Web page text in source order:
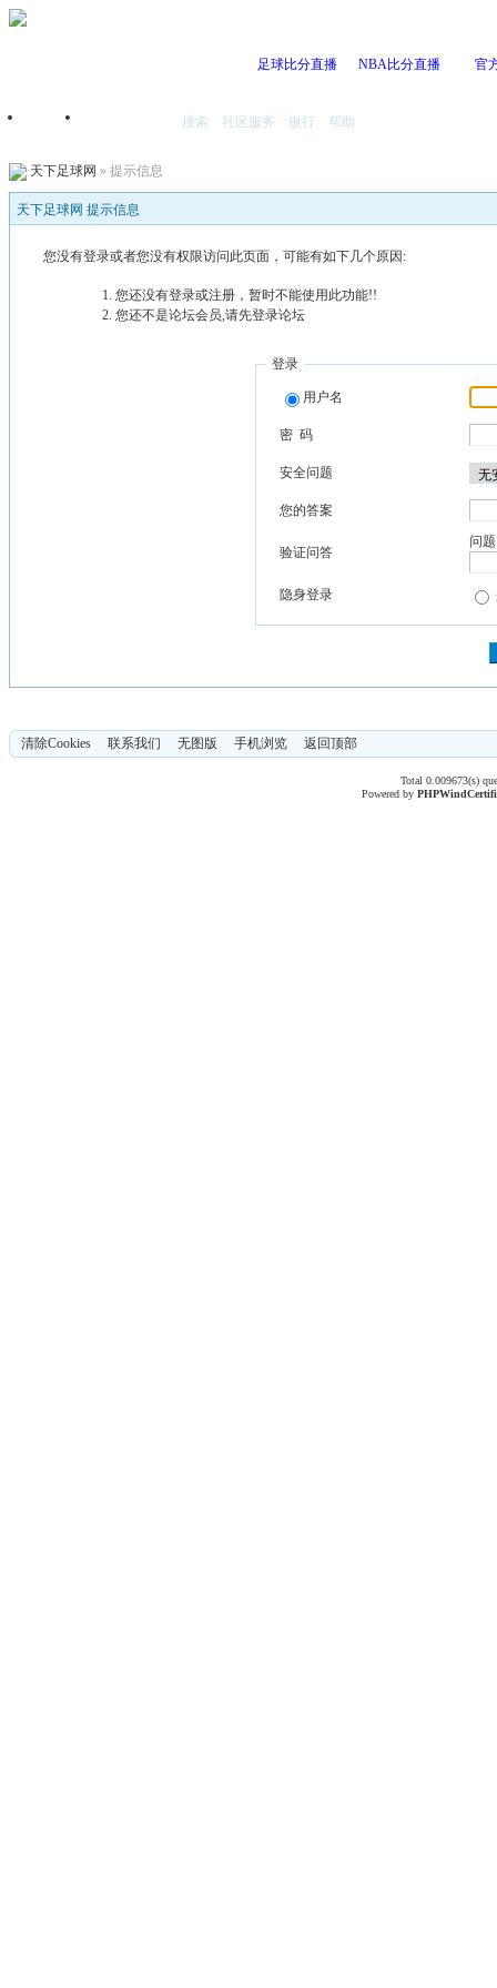
足球比分直播 NBA比分直播 官
首页 搜索 社区服务 银行 帮助
天下足球网 » 提示信息
天下足球网 提示信息
您没有登录或者您没有权限访问此页面，可能有如下几个原因:
您还没有登录或注册，暂时不能使用此功能!!
您还不是论坛会员,请先登录论坛
登录
用户名
密 码
安全问题
您的答案
验证问答
问
隐身登录
清除Cookies 联系我们 无图版 手机浏览 返回顶部
Total 0.009673(s)
Powered byPHPWind